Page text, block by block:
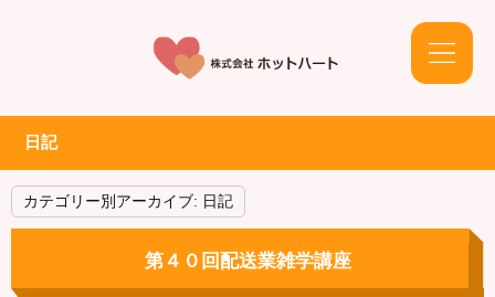
日記
カテゴリー別アーカイブ: 日記
第４０回配送業雑学講座